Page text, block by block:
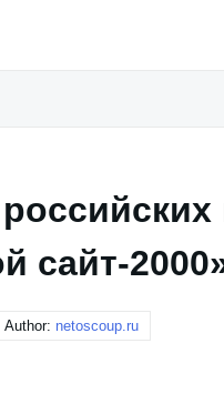
сайт-
Author: netoscoup.ru